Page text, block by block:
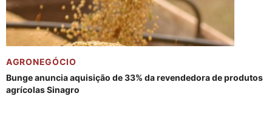
AGRONEGÓCIO
Bunge anuncia aquisição de 33% da revendedora de produtos
agrícolas Sinagro